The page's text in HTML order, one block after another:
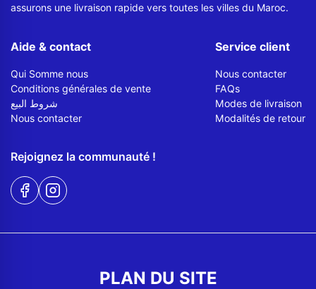
assurons une livraison rapide vers toutes les villes du Maroc.
Aide & contact
Qui Somme nous
Conditions générales de vente
شروط البيع
Nous contacter
Service client
Nous contacter
FAQs
Modes de livraison
Modalités de retour
Rejoignez la communauté !
PLAN DU SITE